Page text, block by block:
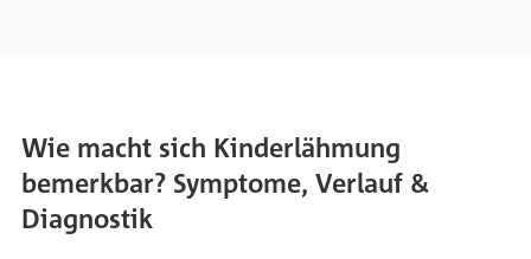
Wie macht sich Kinderlähmung
bemerkbar? Symptome, Verlauf &
Diagnostik